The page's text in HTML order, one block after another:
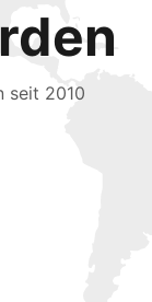
seit 2010